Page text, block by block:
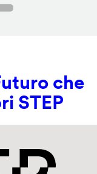
che
STEP